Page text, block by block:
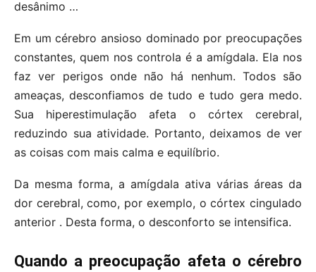
desânimo …
Em um cérebro ansioso dominado por preocupações
constantes, quem nos controla é a amígdala. Ela nos
faz ver perigos onde não há nenhum. Todos são
ameaças, desconfiamos de tudo e tudo gera medo.
Sua hiperestimulação afeta o córtex cerebral,
reduzindo sua atividade. Portanto, deixamos de ver
as coisas com mais calma e equilíbrio.
Da mesma forma, a amígdala ativa várias áreas da
dor cerebral, como, por exemplo, o córtex cingulado
anterior . Desta forma, o desconforto se intensifica.
Quando a preocupação afeta o cérebro